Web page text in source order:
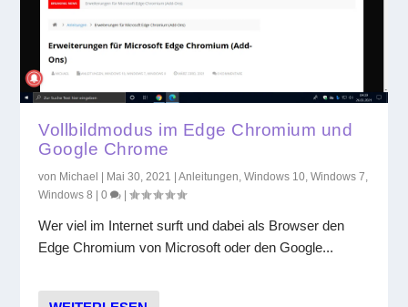
Vollbildmodus im Edge Chromium und
Google Chrome
von Michael | Mai 30, 2021 |Anleitungen ,Windows 10 ,Windows 7
Windows 8 |0 |
Wer viel im Internet surft und dabei als Browser den
Edge Chromium von Microsoft oder den Google...